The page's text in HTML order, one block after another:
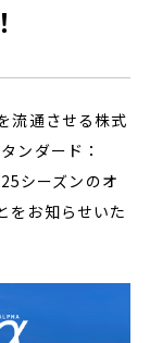
流通させる株式
ンダード：
シーズンのオ
をお知らせいた